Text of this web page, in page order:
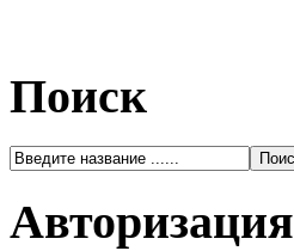
Поиск
Авторизация